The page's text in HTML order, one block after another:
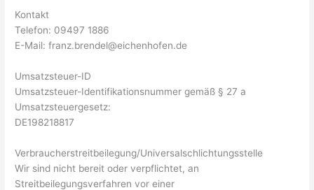
Kontakt
Telefon: 09497 1886
E-Mail: franz.brendel@eichenhofen.de
Umsatzsteuer-ID
Umsatzsteuer-Identifikationsnummer gemäß § 27 a
Umsatzsteuergesetz:
DE198218817
Verbraucher­streit­beilegung/Universal­schlichtungs­stelle
Wir sind nicht bereit oder verpflichtet, an
Streitbeilegungsverfahren vor einer